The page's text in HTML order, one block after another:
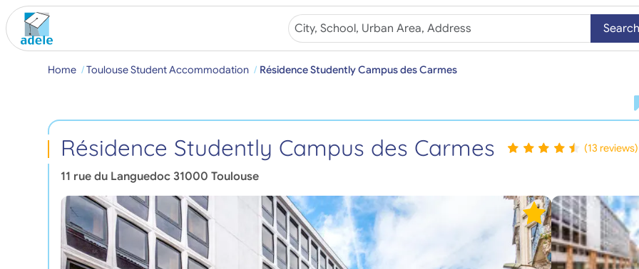
Search
Home Toulouse Student Accommodation Résidence Studently Campus des Carmes
Résidence Studently Campus des Carmes (13 reviews)
11 rue du Languedoc 31000 Toulouse